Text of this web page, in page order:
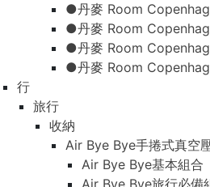
●丹麥 Room
●丹麥 Room
●丹麥 Room
●丹麥 Room
行
旅行
收納
Air Bye Bye手捲式真空
Air Bye Bye基本組合
Air Bye Bye旅行必備